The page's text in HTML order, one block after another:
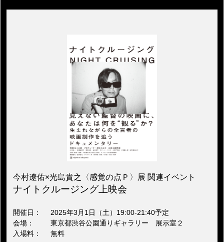
今村遼佑×光島貴之〈感覚の点Ｐ〉展 関連イベント
ナイトクルージング上映会
開催日
2025年3月1日（土）19:00‐21:40予定
会場
東京都渋谷公園通りギャラリー 展示室２
入場料
無料